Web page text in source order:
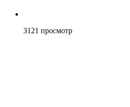
3121 просмотр